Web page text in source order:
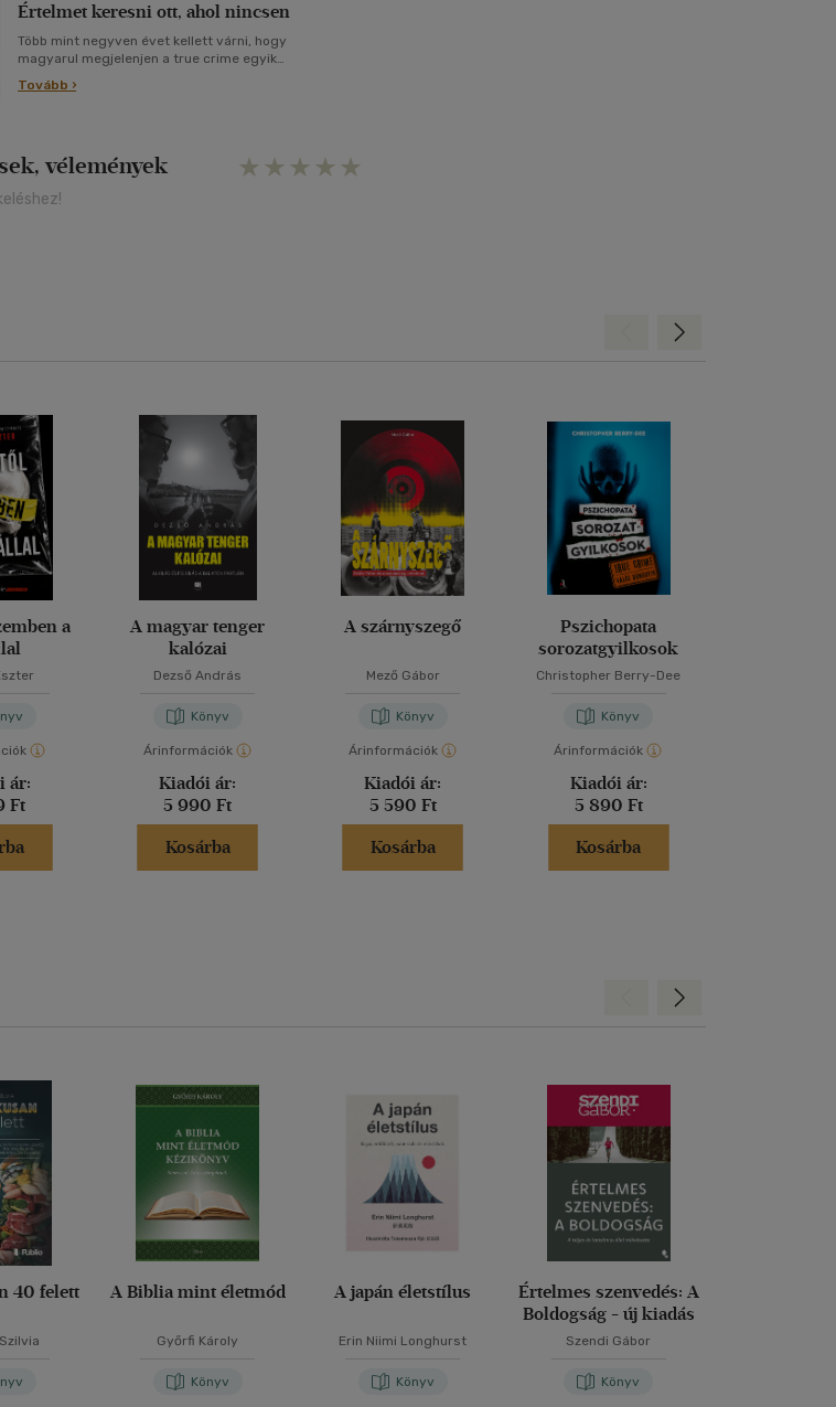
Értelmet keresni ott, ahol nincsen
Több mint negyven évet kellett várni, hogy
magyarul megjelenjen a true crime egyik
kulcskötete.
Tovább ›
vélemények
a
ár:
Ft
A magyar tenger
kalózai
Dezső András
Könyv
Árinformációk
Kiadói ár:
5 990 Ft
Kosárba
A szárnyszegő
Mező Gábor
Könyv
Árinformációk
Kiadói ár:
5 590 Ft
Kosárba
Pszichopata
sorozatgyilkosok
Christopher Berry-Dee
Könyv
Árinformációk
Kiadói ár:
5 890 Ft
Kosárba
Előre
40 felett A Biblia mint életmód
Győrfi Károly
Könyv
A japán életstílus
Erin Niimi Longhurst
Könyv
Értelmes szenvedés: A
Boldogság - új kiadás
Szendi Gábor
Könyv
Előre